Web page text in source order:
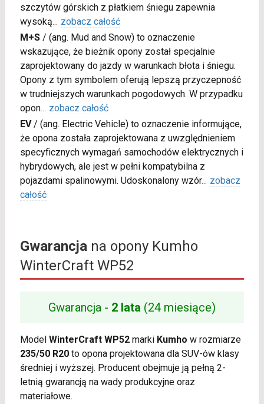
szczytów górskich z płatkiem śniegu zapewnia
wysoką... zobacz całość
M+S/ (ang. Mud and Snow) to oznaczenie
wskazujące, że bieżnik opony został specjalnie
zaprojektowany do jazdy w warunkach błota i śniegu.
Opony z tym symbolem oferują lepszą przyczepność
w trudniejszych warunkach pogodowych. W przypadku
opon... zobacz całość
EV/ (ang. Electric Vehicle) to oznaczenie informujące,
że opona została zaprojektowana z uwzględnieniem
specyficznych wymagań samochodów elektrycznych i
hybrydowych, ale jest w pełni kompatybilna z
pojazdami spalinowymi. Udoskonalony wzór... zobacz
całość
Gwarancjana opony Kumho
WinterCraft WP52
Gwarancja - 2 lata (24 miesiące)
Model WinterCraft WP52marki Kumho w rozmiarze
235/50 R20to opona projektowana dla SUV-ów klasy
średniej i wyższej. Producent obejmuje ją pełną 2-
letnią gwarancją na wady produkcyjne oraz
materiałowe.